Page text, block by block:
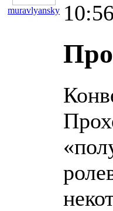
muravlyansky